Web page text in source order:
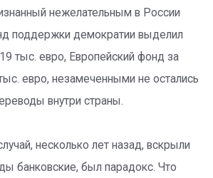
нежелательным в России
поддержки демократии выделил
тыс. евро, Европейский фонд за
евро, незамеченными не остались
внутри страны.
несколько лет назад, вскрыли
банковские, был парадокс. Что